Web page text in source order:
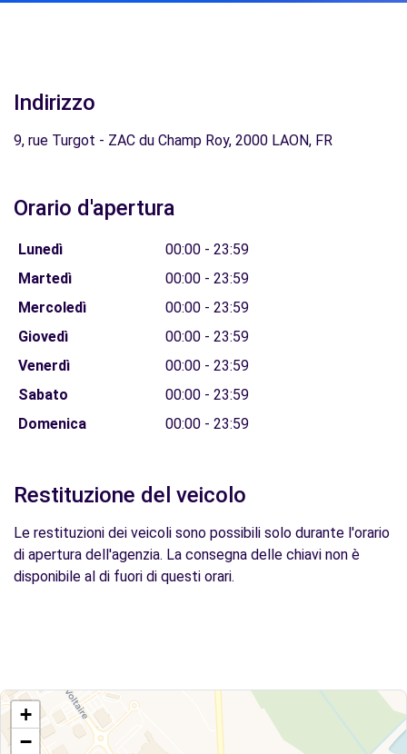
Indirizzo
9, rue Turgot - ZAC du Champ Roy, 2000 LAON, FR
Orario d'apertura
Lunedì
00:00 - 23:59
Martedì
00:00 - 23:59
Mercoledì
00:00 - 23:59
Giovedì
00:00 - 23:59
Venerdì
00:00 - 23:59
Sabato
00:00 - 23:59
Domenica
00:00 - 23:59
Restituzione del veicolo
Le restituzioni dei veicoli sono possibili solo durante l'orario
di apertura dell'agenzia. La consegna delle chiavi non è
disponibile al di fuori di questi orari.
+
−